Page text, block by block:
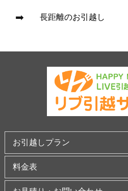
長距離のお引越し
お引越しプラン
料金表